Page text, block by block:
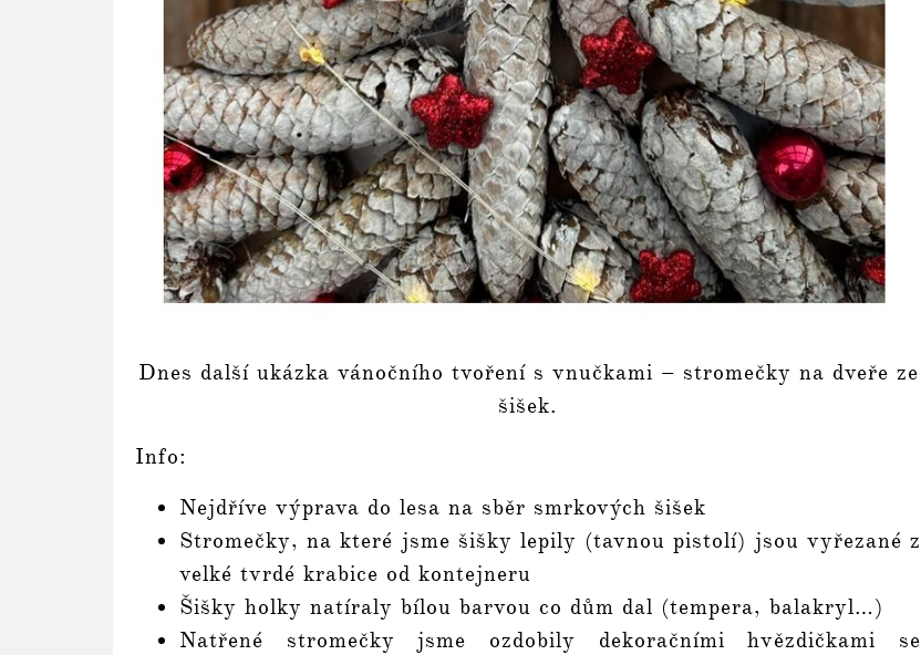
Dnes další ukázka vánočního tvoření s vnučkami – stromečky na dveře ze
šišek.
Info:
Nejdříve výprava do lesa na sběr smrkových šišek
Stromečky, na které jsme šišky lepily (tavnou pistolí) jsou vyřezané z
velké tvrdé krabice od kontejneru
Šišky holky natíraly bílou barvou co dům dal (tempera, balakryl…)
Natřené stromečky jsme ozdobily dekoračními hvězdičkami se